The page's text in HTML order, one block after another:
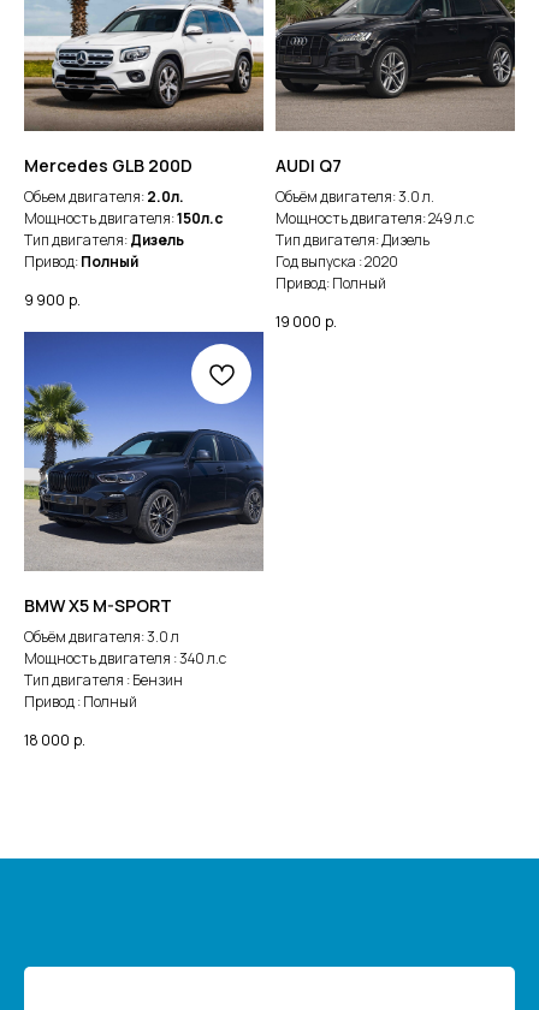
Mercedes GLB 200D
Обьем двигателя:2.0л.
Мощность двигателя:150л.с
Тип двигателя:Дизель
Привод:Полный
9 900 р.
AUDI Q7
Объём двигателя: 3.0 л.
Мощность двигателя: 249 л.с
Тип двигателя: Дизель
Год выпуска : 2020
Привод: Полный
19 000 р.
BMW X5 M-SPORT
Объём двигателя: 3.0 л
Мощность двигателя : 340 л.с
Тип двигателя : Бензин
Привод : Полный
18 000 р.